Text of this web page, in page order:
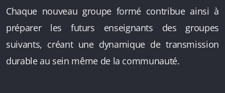
Chaque nouveau groupe formé contribue ainsi à
préparer les futurs enseignants des groupes
suivants, créant une dynamique de transmission
durable au sein même de la communauté.